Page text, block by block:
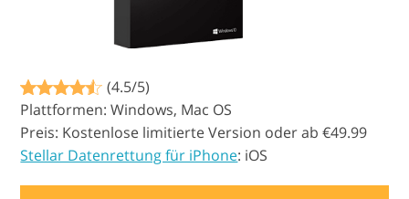
(4.5/5)
Plattformen: Windows, Mac OS
Preis: Kostenlose limitierte Version oder ab €49.99
Stellar Datenrettung für iPhone: iOS